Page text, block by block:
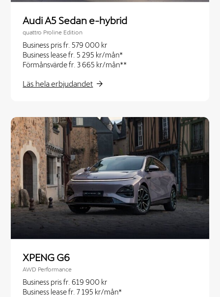
Audi A5 Sedan e-hybrid
quattro Proline Edition
Business pris fr. 579 000 kr
Business lease fr. 5 295 kr/mån*
Förmånsvärde fr. 3 665 kr/mån**
Läs hela erbjudandet
XPENG G6
AWD Performance
Business pris fr. 619 900 kr
Business lease fr. 7 195 kr/mån*